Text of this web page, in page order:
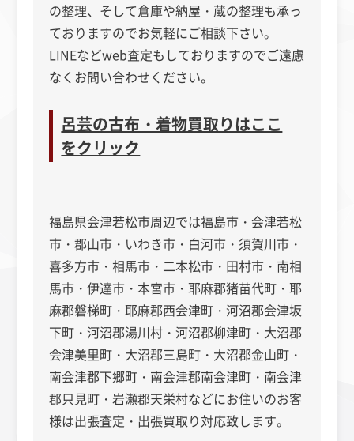
の整理、そして倉庫や納屋・蔵の整理も承っ
ておりますのでお気軽にご相談下さい。
LINEなどweb査定もしておりますのでご遠慮
なくお問い合わせください。
呂芸の古布・着物買取りはここ
をクリック
福島県会津若松市周辺では福島市・会津若松
市 ・郡山市・いわき市・白河市・須賀川市・
喜多方市・相馬市・二本松市・田村市・南相
馬市・伊達市・本宮市・耶麻郡猪苗代町・耶
麻郡磐梯町・耶麻郡西会津町・河沼郡会津坂
下町・河沼郡湯川村・河沼郡柳津町・大沼郡
会津美里町・大沼郡三島町・大沼郡金山町・
南会津郡下郷町・南会津郡南会津町・南会津
郡只見町・岩瀬郡天栄村などにお住いのお客
様は出張査定・出張買取り対応致します。